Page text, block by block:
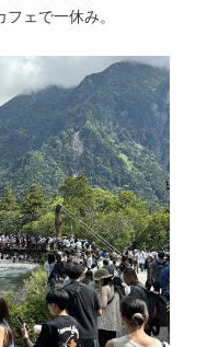
ェで一休み。